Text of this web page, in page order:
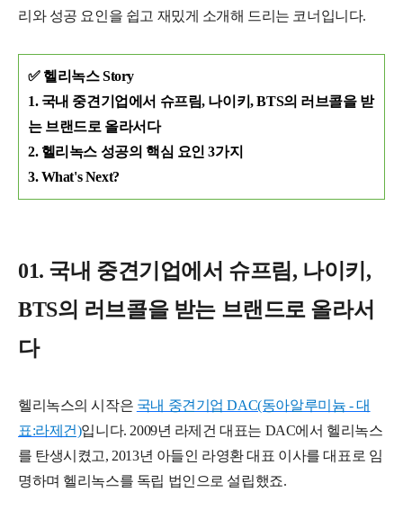
리와 성공 요인을 쉽고 재밌게 소개해 드리는 코너입니다.
✅ 헬리녹스 Story
1. 국내 중견기업에서 슈프림, 나이키, BTS의 러브콜을 받
는 브랜드로 올라서다
2. 헬리녹스 성공의 핵심 요인 3가지
3. What's Next?
01. 국내 중견기업에서 슈프림, 나이키,
BTS의 러브콜을 받는 브랜드로 올라서
다
헬리녹스의 시작은 국내 중견기업 DAC(동아알루미늄 - 대
표:라제건)입니다. 2009년 라제건 대표는 DAC에서 헬리녹스
를 탄생시켰고, 2013년 아들인 라영환 대표 이사를 대표로 임
명하며 헬리녹스를 독립 법인으로 설립했죠.